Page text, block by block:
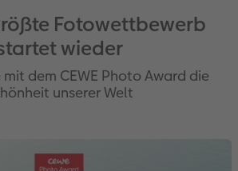
Fotowettbewerb
wieder
dem CEWE Photo Award die
unserer Welt